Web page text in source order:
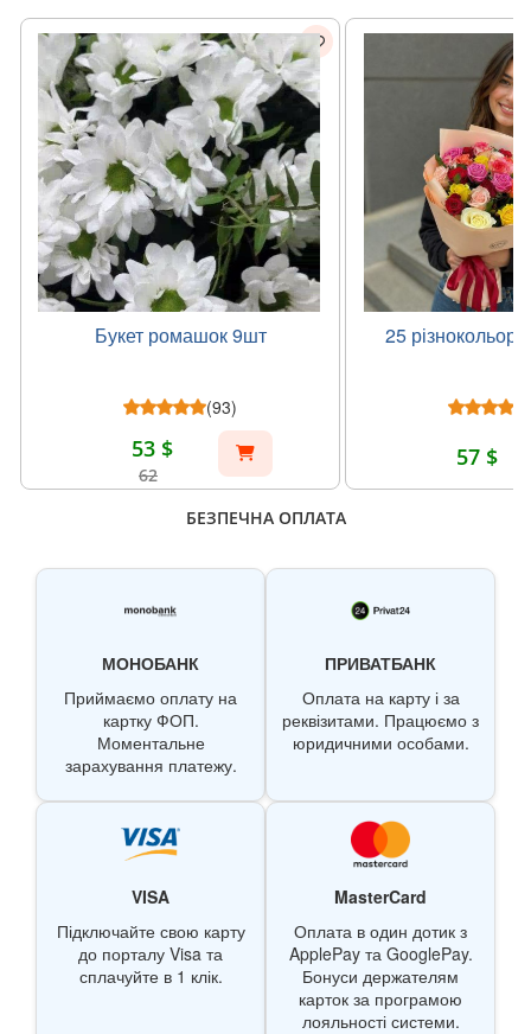
Букет ромашок 9шт
(93)
53 $
62
25
57 $
БЕЗПЕЧНА ОПЛАТА
МОНОБАНК
Приймаємо оплату на
картку ФОП.
Моментальне
зарахування платежу.
ПРИВАТБАНК
Оплата на карту і за
реквізитами. Працюємо з
юридичними особами.
VISA
Підключайте свою карту
до порталу Visa та
сплачуйте в 1 клік.
MasterCard
Оплата в один дотик з
ApplePay та GooglePay.
Бонуси держателям
карток за програмою
лояльності системи.